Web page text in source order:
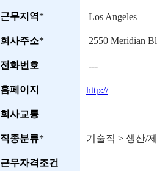
근무지역* Los Angeles
회사주소* 2550 Meridian
전화번호 ---
홈페이지 http://
회사교통
직종분류* 기술직 > 생산/
근무자격조건